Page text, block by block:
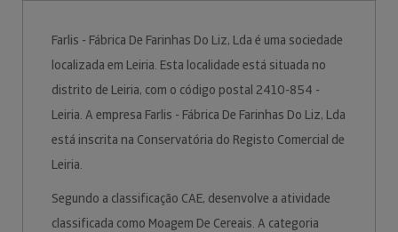
Farlis - Fábrica De Farinhas Do Liz, Lda é uma sociedade
localizada em Leiria. Esta localidade está situada no
distrito de Leiria, com o código postal 2410-854 -
Leiria. A empresa Farlis - Fábrica De Farinhas Do Liz, Lda
está inscrita na Conservatória do Registo Comercial de
Leiria.
Segundo a classificação CAE, desenvolve a atividade
classificada como Moagem De Cereais. A categoria